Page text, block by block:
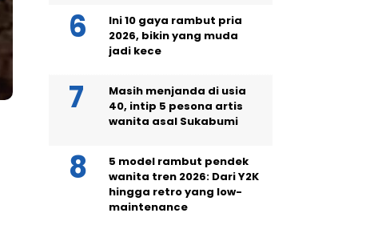
Ini 10 gaya rambut pria
2026, bikin yang muda
jadi kece
Masih menjanda di usia
40, intip 5 pesona artis
wanita asal Sukabumi
5 model rambut pendek
wanita tren 2026: Dari Y2K
hingga retro yang low-
maintenance